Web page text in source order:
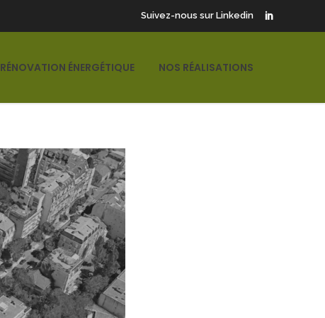
Suivez-nous sur Linkedin
RÉNOVATION ÉNERGÉTIQUE NOS RÉALISATIONS